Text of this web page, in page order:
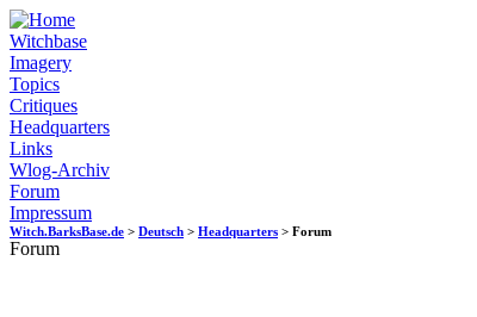
Witchbase
Imagery
Topics
Critiques
Headquarters
Links
Wlog-Archiv
Forum
Impressum
Witch.BarksBase.de > Deutsch > Headquarters > Forum
Forum